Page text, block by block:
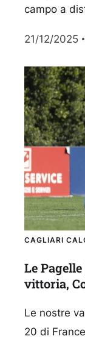
campo a
proibitivo...
21/12/2025
CAGLIARI
Le
vittoria,
Le nostre
20 di